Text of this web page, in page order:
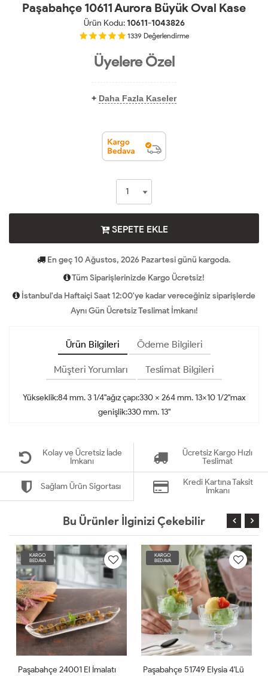
Paşabahçe 10611 Aurora Büyük Oval Kase
Ürün Kodu:10611-1043826
1339 Değerlendirme
Üyelere Özel
+ Daha Fazla Kaseler
SEPETE EKLE
En geç 10 Ağustos, 2026 Pazartesi günü kargoda.
Tüm Siparişlerinizde Kargo Ücretsiz!
İstanbul'da Haftaiçi Saat 12:00'ye kadar vereceğiniz siparişlerde
Aynı Gün Ücretsiz Teslimat İmkanı!
Ürün Bilgileri Ödeme Bilgileri
Müşteri Yorumları Teslimat Bilgileri
Yükseklik:84 mm. 3 1/4"ağız çapı:330 x 264 mm. 13x10 1/2"max
genişlik:330 mm. 13"
Kolay ve Ücretsiz İade
İmkanı
Ücretsiz Kargo Hızlı
Teslimat
Sağlam Ürün Sigortası
Kredi Kartına Taksit
İmkanı
Bu Ürünler İlginizi Çekebilir
KARGO
BEDAVA
Paşabahçe 24001 El İmalatı
KARGO
BEDAVA
Paşabahçe 51749 Elysia 4'lü